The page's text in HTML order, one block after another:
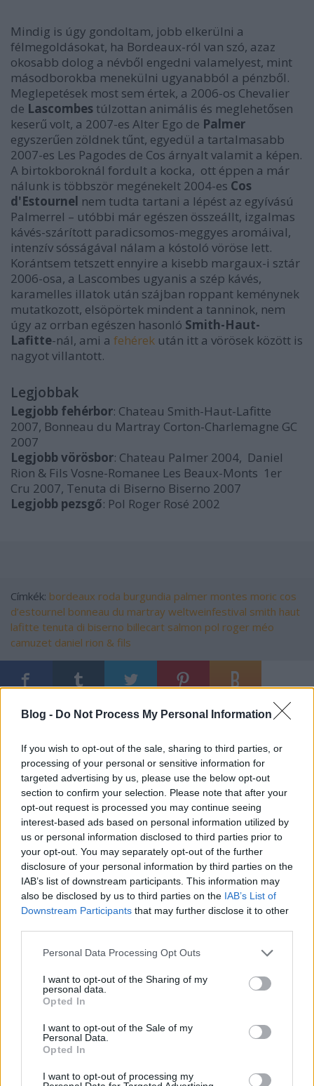
Blog - Do Not Process My Personal Information
If you wish to opt-out of the sale, sharing to third parties, or
processing of your personal or sensitive information for
targeted advertising by us, please use the below opt-out
section to confirm your selection. Please note that after your
opt-out request is processed you may continue seeing
interest-based ads based on personal information utilized by
us or personal information disclosed to third parties prior to
your opt-out. You may separately opt-out of the further
disclosure of your personal information by third parties on the
IAB’s list of downstream participants. This information may
also be disclosed by us to third parties on the IAB’s List of
Downstream Participants that may further disclose it to other
Please note that this website/app uses one or more Google
not limited to your visit or usage behaviour. You may click to
grant or deny consent to Google and its third-party tags to
use your data for below specified purposes in below Google
consent section.
Personal Data Processing Opt Outs
I want to opt-out of the Sharing of my
personal data.
Opted In
I want to opt-out of the Sale of my
Personal Data.
Opted In
I want to opt-out of processing my
Mindig is úgy gondoltam, jobb elkerülni a
félmegoldásokat, ha Bordeaux-ról van szó, azaz
okosabb dolog a névből engedni valamelyest, mint
másodborokba menekülni ugyanabból a pénzből.
Meglepetések most sem értek, a 2006-os Chevalier
de Lascombes túlzottan animális és meglehetősen
keserű volt, a 2007-es Alter Ego de Palmer
egyszerűen zöldnek tűnt, egyedül a tartalmasabb
2007-es Les Pagodes de Cos árnyalt valamit a képen.
A birtokboroknál fordult a kocka, ott éppen a már
nálunk is többször megénekelt 2004-es Cos
d'Estournel nem tudta tartani a lépést az egyívású
Palmerrel – utóbbi már egészen összeállt, izgalmas
kávés-szárított paradicsomos-meggyes aromáival,
intenzív sósságával nálam a kóstoló vöröse lett.
Korántsem tetszett ennyire a kisebb margaux-i sztár
2006-osa, a Lascombes ugyanis a szép kávés,
karamelles illatok után szájban roppant keménynek
mutatkozott, elsöpörtek mindent a tanninok, nem
úgy az orrban egészen hasonló Smith-Haut-
Lafitte-nál, ami a fehérek után itt a vörösek között is
nagyot villantott.
Legjobbak
Legjobb fehérbor: Chateau Smith-Haut-Lafitte
2007, Bonneau du Martray Corton-Charlemagne GC
2007
Legjobb vörösbor: Chateau Palmer 2004, Daniel
Rion & Fils Vosne-Romanee Les Beaux-Monts 1er
Cru 2007, Tenuta di Biserno Biserno 2007
Legjobb pezsgő: Pol Roger Rosé 2002
Címkék: bordeaux roda burgundia palmer montes moric cos
d’estournel bonneau du martray weltweinfestival smith haut
lafitte tenuta di biserno billecart salmon pol roger méo
camuzet daniel rion & fils
Ajánlott bejegyzések:
Újratöltve
Hetedhét csúcsmerlot
Decanter World Wine Awards 2012
Szeleshát Pinot Noir 2009